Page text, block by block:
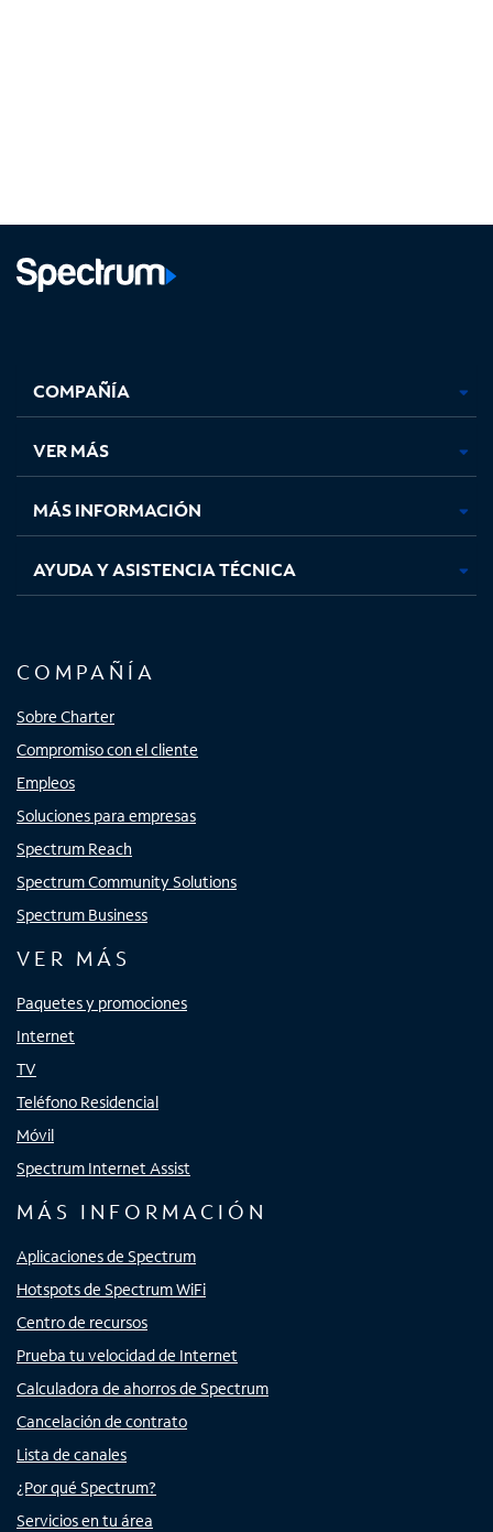
abre
en
pestaña
nueva
abre
en
pestaña
nueva
abre
en
pestaña
nueva
en
nueva
COMPAÑÍA
VER MÁS
MÁS INFORMACIÓN
AYUDA Y ASISTENCIA TÉCNICA
COMPAÑÍA
Sobre Charter
Compromiso con el cliente
Empleos
Soluciones para empresas
Spectrum Reach
Spectrum Community Solutions
Spectrum Business
VER MÁS
Paquetes y promociones
Internet
TV
Teléfono Residencial
Móvil
Spectrum Internet Assist
MÁS INFORMACIÓN
Aplicaciones de Spectrum
Hotspots de Spectrum WiFi
Centro de recursos
Prueba tu velocidad de Internet
Calculadora de ahorros de Spectrum
Cancelación de contrato
Lista de canales
¿Por qué Spectrum?
Servicios en tu área